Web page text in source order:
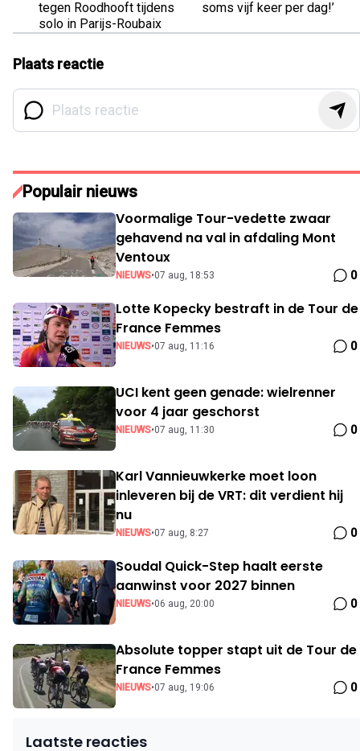
tegen Roodhooft tijdens
solo in Parijs-Roubaix
soms vijf keer per dag!’
Plaats reactie
Populair nieuws
Voormalige Tour-vedette zwaar
gehavend na val in afdaling Mont
Ventoux
NIEUWS•07 aug, 18:53 0
Lotte Kopecky bestraft in de Tour de
France Femmes
NIEUWS•07 aug, 11:16 0
UCI kent geen genade: wielrenner
voor 4 jaar geschorst
NIEUWS•07 aug, 11:30 0
Karl Vannieuwkerke moet loon
inleveren bij de VRT: dit verdient hij
nu
NIEUWS•07 aug, 8:27 0
Soudal Quick-Step haalt eerste
aanwinst voor 2027 binnen
NIEUWS•06 aug, 20:00 0
Absolute topper stapt uit de Tour de
France Femmes
NIEUWS•07 aug, 19:06 0
Laatste reacties